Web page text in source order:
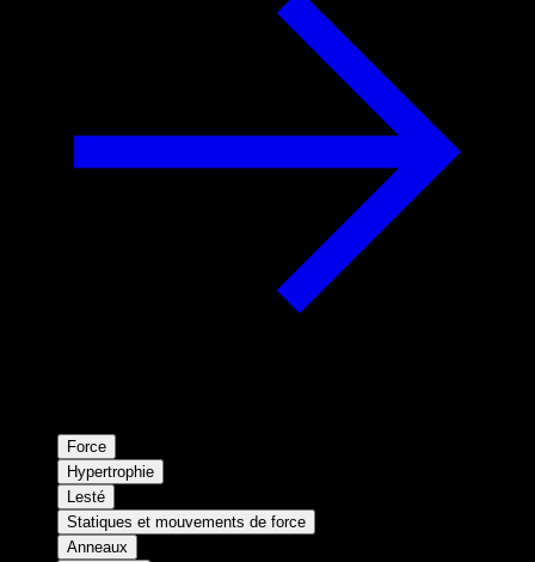
Force
Hypertrophie
Lesté
Statiques et mouvements de force
Anneaux